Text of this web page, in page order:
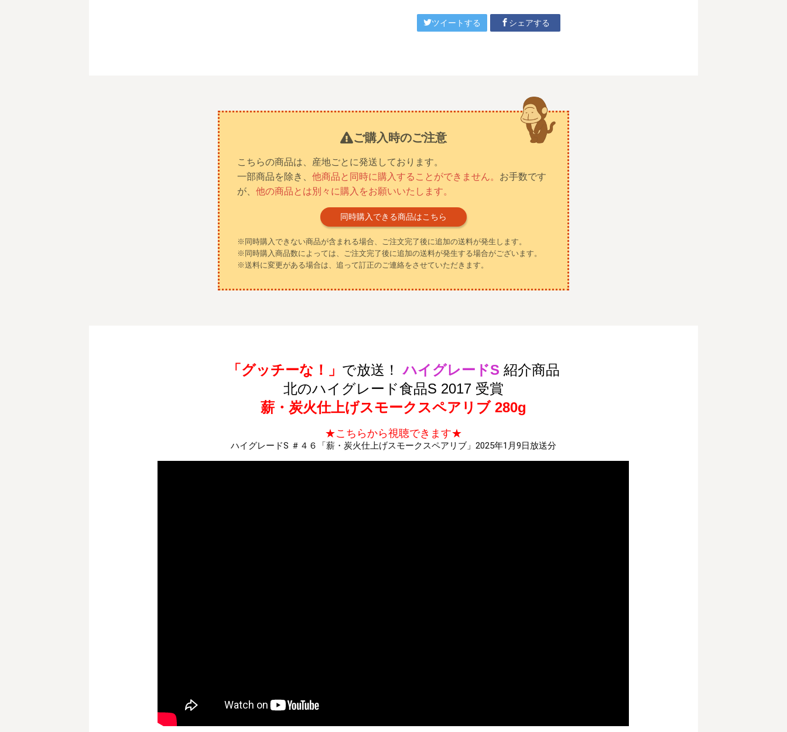
ツイートする シェアする
ご購入時のご注意
こちらの商品は、産地ごとに発送しております。
一部商品を除き、 他商品と同時に購入することができません。 お手数です
が、 他の商品とは別々に購入をお願いいたします。
同時購入できる商品はこちら
※同時購入できない商品が含まれる場合、ご注文完了後に追加の送料が発生します。
※同時購入商品数によっては、ご注文完了後に追加の送料が発生する場合がございます。
※送料に変更がある場合は、追って訂正のご連絡をさせていただきます。
「グッチーな！」 で放送！ハイグレードS 紹介商品
北のハイグレード食品S 2017 受賞
薪・炭火仕上げスモークスペアリブ 280g
★こちらから視聴できます★
ハイグレードS ＃４６「薪・炭火仕上げスモークスペアリブ」2025年1月9日放送分